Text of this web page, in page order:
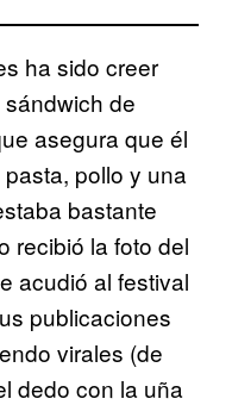
ha sido creer
de
asegura que él
pollo y una
bastante
recibió la foto del
acudió al festival
publicaciones
virales (de
dedo con la uña